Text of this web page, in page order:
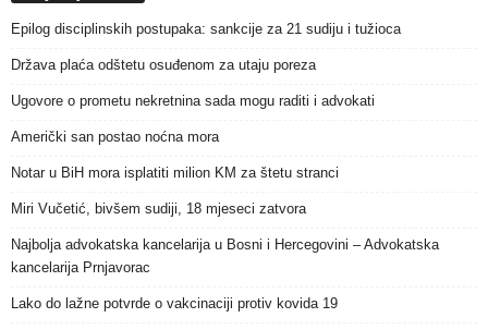
Epilog disciplinskih postupaka: sankcije za 21 sudiju i tužioca
Država plaća odštetu osuđenom za utaju poreza
Ugovore o prometu nekretnina sada mogu raditi i advokati
Američki san postao noćna mora
Notar u BiH mora isplatiti milion KM za štetu stranci
Miri Vučetić, bivšem sudiji, 18 mjeseci zatvora
Najbolja advokatska kancelarija u Bosni i Hercegovini – Advokatska
kancelarija Prnjavorac
Lako do lažne potvrde o vakcinaciji protiv kovida 19